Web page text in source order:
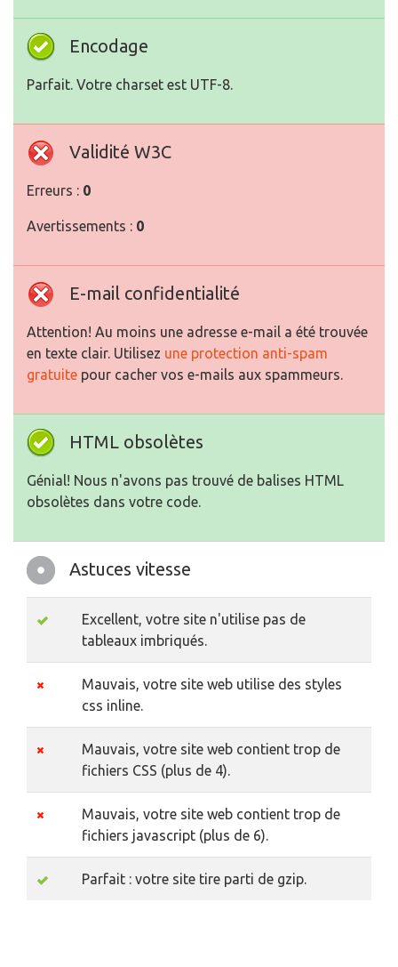
Encodage
Parfait. Votre charset est UTF-8.
Validité W3C
Erreurs : 0
Avertissements : 0
E-mail confidentialité
Attention! Au moins une adresse e-mail a été trouvée
en texte clair. Utilisez une protection anti-spam
gratuite pour cacher vos e-mails aux spammeurs.
HTML obsolètes
Génial! Nous n'avons pas trouvé de balises HTML
obsolètes dans votre code.
Astuces vitesse
Excellent, votre site n'utilise pas de
tableaux imbriqués.
Mauvais, votre site web utilise des styles
css inline.
Mauvais, votre site web contient trop de
fichiers CSS (plus de 4).
Mauvais, votre site web contient trop de
fichiers javascript (plus de 6).
Parfait : votre site tire parti de gzip.